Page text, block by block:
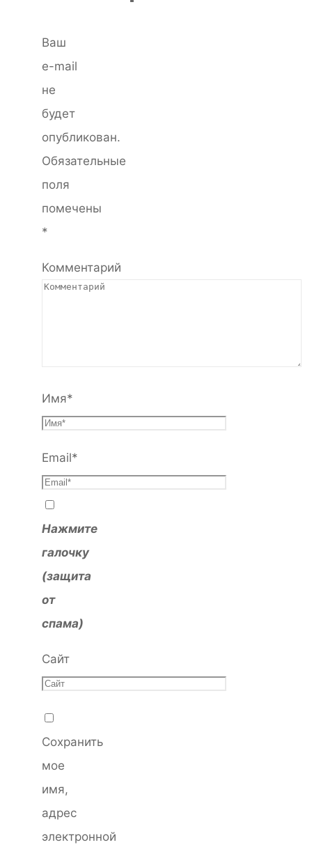
Ваш
e-mail
не
будет
опубликован.
Обязательные
поля
помечены
*
Комментарий
Имя*
Email*
Нажмите
галочку
(защита
от
спама)
Сайт
Сохранить
мое
имя,
адрес
электронной